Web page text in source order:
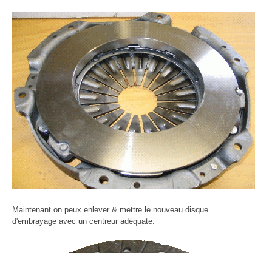
Maintenant on peux enlever & mettre le nouveau disque
d'embrayage avec un centreur adéquate.